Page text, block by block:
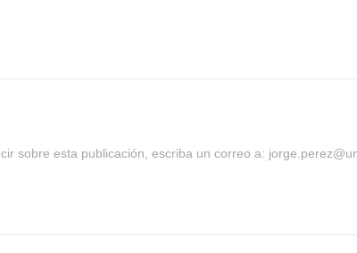
sobre esta publicación, escriba un correo a: